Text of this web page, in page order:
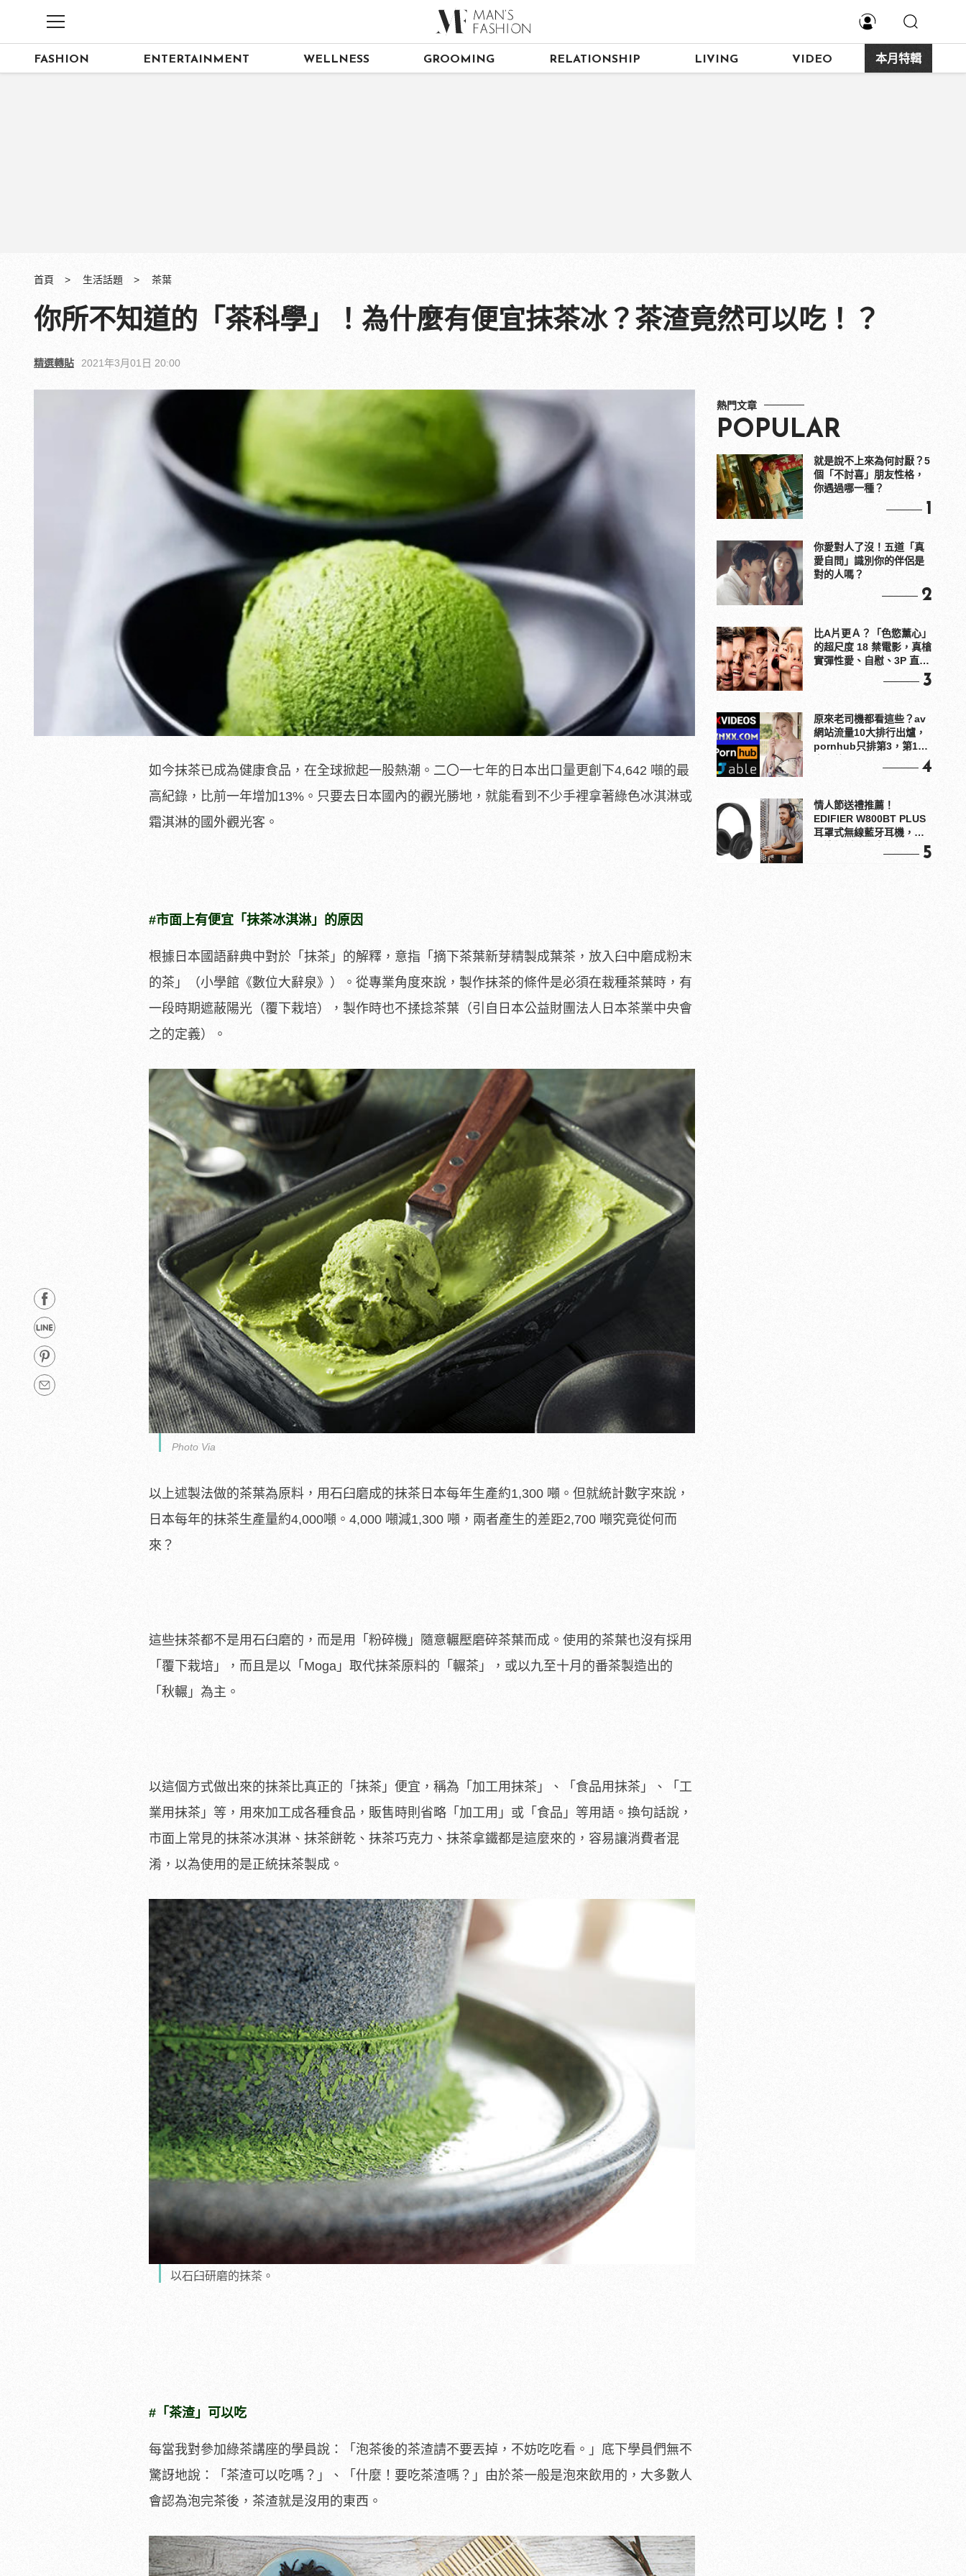
FASHION ENTERTAINMENT WELLNESS GROOMING RELATIONSHIP LIVING VIDEO 本月特輯
首頁 生活話題 茶葉
你所不知道的「茶科學」！為什麼有便宜抹茶冰？茶渣竟然可以吃！？
精選轉貼 2021年3月01日 20:00
如今抹茶已成為健康食品，在全球掀起一股熱潮。二〇一七年的日本出口量更創下4,642 噸的最
高紀錄，比前一年增加13%。只要去日本國內的觀光勝地，就能看到不少手裡拿著綠色冰淇淋或
霜淇淋的國外觀光客。
#市面上有便宜「抹茶冰淇淋」的原因
根據日本國語辭典中對於「抹茶」的解釋，意指「摘下茶葉新芽精製成葉茶，放入臼中磨成粉末
的茶」（小學館《數位大辭泉》）。從專業角度來說，製作抹茶的條件是必須在栽種茶葉時，有
一段時期遮蔽陽光（覆下栽培），製作時也不揉捻茶葉（引自日本公益財團法人日本茶業中央會
之的定義）。
Photo Via
以上述製法做的茶葉為原料，用石臼磨成的抹茶日本每年生產約1,300 噸。但就統計數字來說，
日本每年的抹茶生產量約4,000噸。4,000 噸減1,300 噸，兩者產生的差距2,700 噸究竟從何而
來？
這些抹茶都不是用石臼磨的，而是用「粉碎機」隨意輾壓磨碎茶葉而成。使用的茶葉也沒有採用
「覆下栽培」，而且是以「Moga」取代抹茶原料的「輾茶」，或以九至十月的番茶製造出的
「秋輾」為主。
以這個方式做出來的抹茶比真正的「抹茶」便宜，稱為「加工用抹茶」、「食品用抹茶」、「工
業用抹茶」等，用來加工成各種食品，販售時則省略「加工用」或「食品」等用語。換句話說，
市面上常見的抹茶冰淇淋、抹茶餅乾、抹茶巧克力、抹茶拿鐵都是這麼來的，容易讓消費者混
淆，以為使用的是正統抹茶製成。
以石臼研磨的抹茶。
#「茶渣」可以吃
每當我對參加綠茶講座的學員說：「泡茶後的茶渣請不要丟掉，不妨吃吃看。」底下學員們無不
驚訝地說：「茶渣可以吃嗎？」、「什麼！要吃茶渣嗎？」由於茶一般是泡來飲用的，大多數人
會認為泡完茶後，茶渣就是沒用的東西。
熱門文章
POPULAR
就是說不上來為何討厭？5
個「不討喜」朋友性格，
你遇過哪一種？
1
你愛對人了沒！五道「真
愛自問」識別你的伴侶是
對的人嗎？
2
比A片更Ａ？「色慾薰心」
的超尺度 18 禁電影，真槍
實彈性愛、自慰、3P 直接
3
原來老司機都看這些？av
網站流量10大排行出爐，
pornhub只排第3，第1名
4
情人節送禮推薦！
EDIFIER W800BT PLUS
耳罩式無線藍牙耳機，在
5